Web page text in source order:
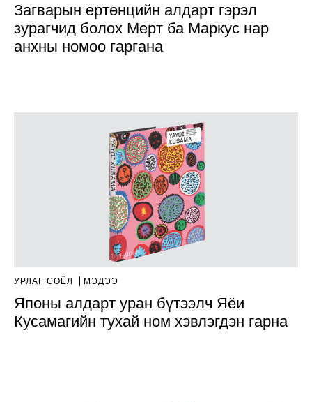
Загварын ертөнцийн алдарт гэрэл
зурагчид болох Мерт ба Маркус нар
анхны номоо гаргана
УРЛАГ СОЁЛ МЭДЭЭ
Японы алдарт уран бүтээлч Яёи
Кусамагийн тухай ном хэвлэгдэн гарна